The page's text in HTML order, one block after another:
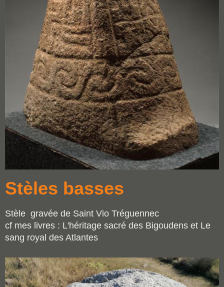
Stèles basses
Stèle gravée de Saint Vio Tréguennec
cf mes livres : L'héritage sacré des Bigoudens et Le
sang royal des Atlantes